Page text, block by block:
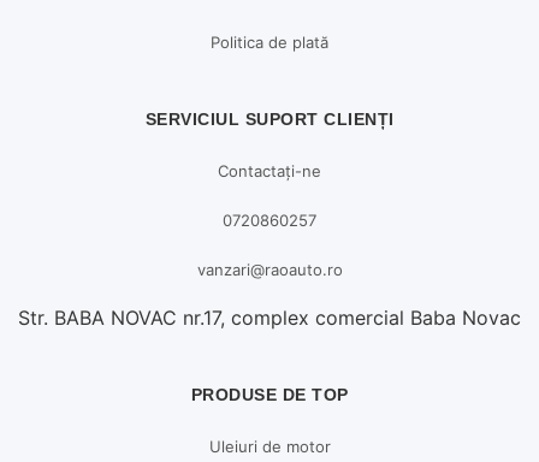
Politica de plată
SERVICIUL SUPORT CLIENȚI
Contactați-ne
0720860257
vanzari@raoauto.ro
Str. BABA NOVAC nr.17, complex comercial Baba Novac
PRODUSE DE TOP
Uleiuri de motor